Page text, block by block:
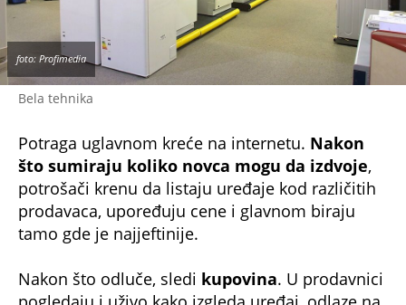
Bela tehnika
foto: Profimedia
što sumiraju koliko novca mogu da izdvoje
potrošači krenu da listaju uređaje kod različitih
prodavaca, upoređuju cene i glavnom biraju
tamo gde je najjeftinije.
pogledaju i uživo kako izgleda uređaj, odlaze na